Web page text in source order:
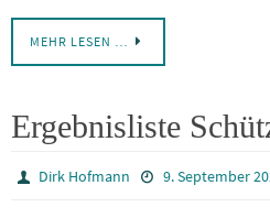
MEHR LESEN …
Ergebnisliste
Dirk Hofmann 9. September